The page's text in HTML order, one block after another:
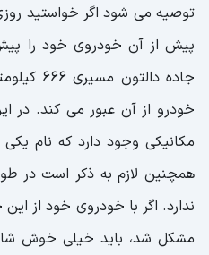
توصیه می شود اگر خواستید
پیش از آن خودروی خود را
مکانیکی وجود دارد که نام
همچنین لازم به ذکر است در
ندارد. اگر با خودروی خود از
مشکل شد، باید خیلی خوش